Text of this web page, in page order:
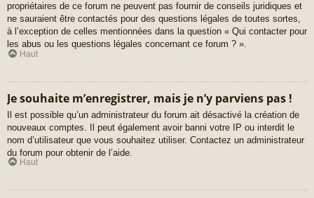
propriétaires de ce forum ne peuvent pas fournir de conseils juridiques et
ne sauraient être contactés pour des questions légales de toutes sortes,
à l’exception de celles mentionnées dans la question « Qui contacter pour
les abus ou les questions légales concernant ce forum ? ».
Haut
Je souhaite m’enregistrer, mais je n’y parviens pas !
Il est possible qu’un administrateur du forum ait désactivé la création de
nouveaux comptes. Il peut également avoir banni votre IP ou interdit le
nom d’utilisateur que vous souhaitez utiliser. Contactez un administrateur
du forum pour obtenir de l’aide.
Haut